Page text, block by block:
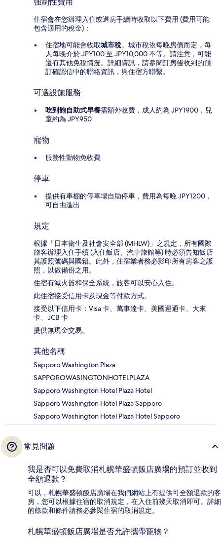
住宿會在您辦理入住或退房手續時收取以下費用 (費用可能
包含適用的稅金)：
住宿地可能會收取城市稅。城市稅依每晚房價而定，每
人每晚介於 JPY100 至 JPY10,000 不等。請注意，可能
還有其他免稅情況。詳細資訊，請參閱訂房後收到的預
訂確認信中的聯絡資訊，與住宿方聯繫。
可選設施服務
吃到飽自助式早餐需額外收費，成人約為 JPY1900，兒
童約為 JPY950
寵物
服務性動物免收費
停車
提供有車棚的停車場自助停車，費用為每晚 JPY1200，
可自由進出
規定
根據「日本衛生及社會安全部 (MHLW)」之規定，所有國際
旅客辦理入住手續 (入住飯店、汽車旅館等) 時必須告知飯店
其護照號碼與國籍。此外，住宿業者務必影印所有房客之護
照，以做備份之用。
住宿有滅火器和保全系統，旅客可以安心入住。
此住宿接受信用卡及現金等付款方式。
接受以下信用卡：Visa 卡、萬事達卡、美國運通卡、大來
卡、JCB 卡
提供無現金交易。
其他名稱
Sapporo Washington Plaza
SAPPOROWASINGTONHOTELPLAZA
Sapporo Washington Hotel Plaza Hotel
Sapporo Washington Hotel Plaza Sapporo
Sapporo Washington Hotel Plaza Hotel Sapporo
常見問題
我是否可以免費取消札幌華盛頓飯店廣場的預訂並收到
全額退款？
可以，札幌華盛頓飯店廣場在我們網站上有提供可全額退款的客
房，您可以根據住宿的取消規定，在入住前幾天取消即可。詳細
的條款和條件請務必參閱住宿的取消規定。
札幌華盛頓飯店廣場是否允許攜帶寵物？